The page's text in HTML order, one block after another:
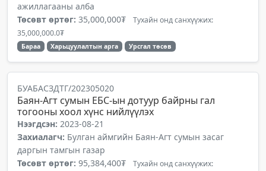
ажиллагааны алба
Төсөвт өртөг: 35,000,000₮ Тухайн онд санхүүжих:
35,000,000.0₮
Бараа Харьцуулалтын арга Урсгал төсөв
БУАБАСЗДТГ/202305020
Баян-Агт сумын ЕБС-ын дотуур байрны гал
тогооны хоол хүнс нийлүүлэх
Нээгдсэн: 2023-08-21
Захиалагч: Булган аймгийн Баян-Агт сумын засаг
даргын тамгын газар
Төсөвт өртөг: 95,384,400₮ Тухайн онд санхүүжих: